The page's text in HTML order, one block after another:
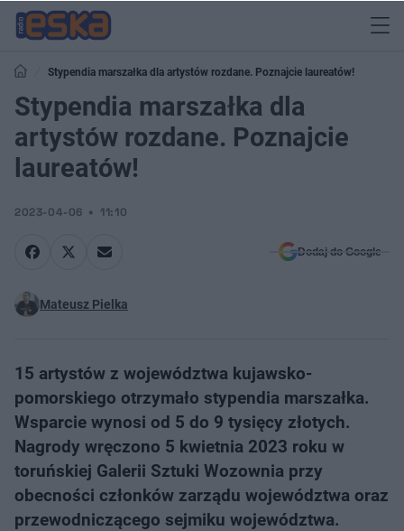
Stypendia marszałka dla artystów rozdane. Poznajcie laureatów!
Stypendia marszałka dla
artystów rozdane. Poznajcie
laureatów!
2023-04-06 11:10
Dodaj do Google
Mateusz Pielka
15 artystów z województwa kujawsko-
pomorskiego otrzymało stypendia marszałka.
Wsparcie wynosi od 5 do 9 tysięcy złotych.
Nagrody wręczono 5 kwietnia 2023 roku w
toruńskiej Galerii Sztuki Wozownia przy
obecności członków zarządu województwa oraz
przewodniczącego sejmiku województwa.